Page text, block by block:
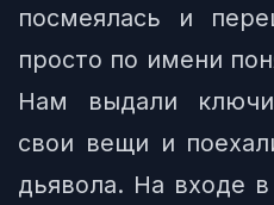
посмеялась и
просто по имени
Нам выдали
свои вещи и
дьявола. На входе в